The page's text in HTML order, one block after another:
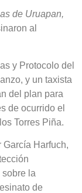
de Uruapan,
al
y Protocolo del
y un taxista
del plan para
de ocurrido el
Torres Piña.
García Harfuch,
la
de